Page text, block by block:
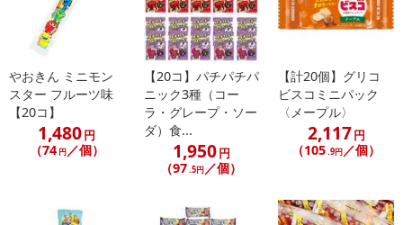
やおきん ミニモン
スター フルーツ味
【20コ】
1,480円
（74 円／個）
【20コ】パチパチパ
ニック3種（コー
ラ・グレープ・ソー
ダ）食...
1,950円
（97.5円／個）
【計20個】グリコ
ビスコミニパック
〈メープル〉
2,117円
（105.9円／個）